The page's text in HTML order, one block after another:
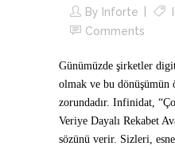
By Inforte
Comments
Günümüzde şirketler
olmak ve bu dönüşümün
zorundadır. Infinidat,
Veriye Dayalı Rekabet
sözünü verir. Sizleri,